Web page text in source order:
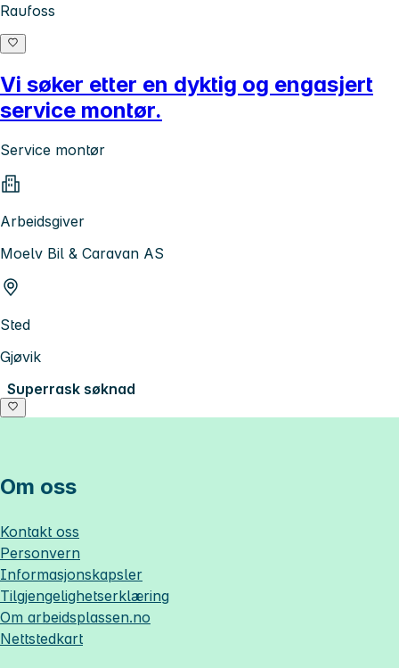
Raufoss
Vi søker etter en dyktig og engasjert
service montør.
Service montør
Arbeidsgiver
Moelv Bil & Caravan AS
Sted
Gjøvik
Superrask søknad
Om oss
Kontakt oss
Personvern
Informasjonskapsler
Tilgjengelighetserklæring
Om arbeidsplassen.no
Nettstedkart